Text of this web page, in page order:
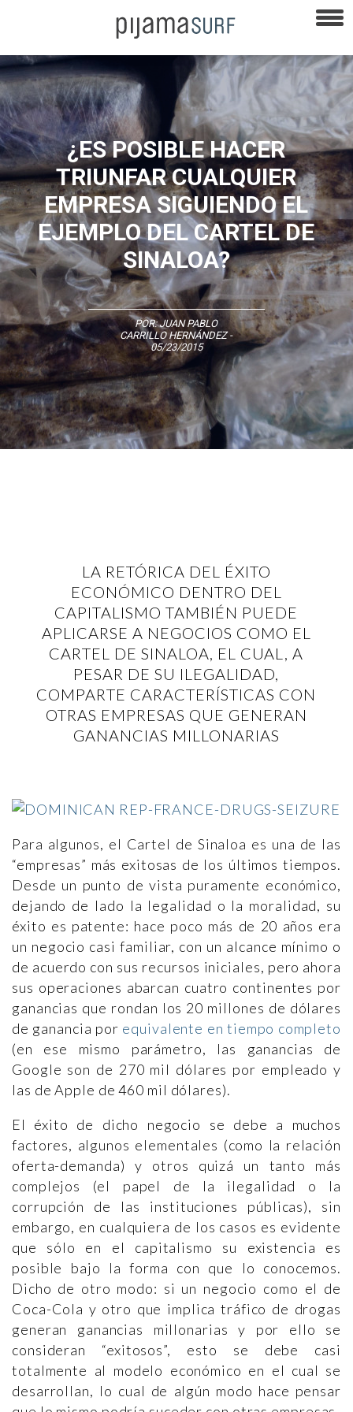
¿ES POSIBLE HACER
TRIUNFAR CUALQUIER
EMPRESA SIGUIENDO EL
EJEMPLO DEL CARTEL DE
SINALOA?
POR:JUAN PABLO
CARRILLO HERNÁNDEZ-
05/23/2015
LA RETÓRICA DEL ÉXITO
ECONÓMICO DENTRO DEL
CAPITALISMO TAMBIÉN PUEDE
APLICARSE A NEGOCIOS COMO EL
CARTEL DE SINALOA, EL CUAL, A
PESAR DE SU ILEGALIDAD,
COMPARTE CARACTERÍSTICAS CON
OTRAS EMPRESAS QUE GENERAN
GANANCIAS MILLONARIAS
Para algunos, el Cartel de Sinaloa es una de las
“empresas” más exitosas de los últimos tiempos.
Desde un punto de vista puramente económico,
dejando de lado la legalidad o la moralidad, su
éxito es patente: hace poco más de 20 años era
un negocio casi familiar, con un alcance mínimo o
de acuerdo con sus recursos iniciales, pero ahora
sus operaciones abarcan cuatro continentes por
ganancias que rondan los 20 millones de dólares
de ganancia por equivalente en tiempo completo
(en ese mismo parámetro, las ganancias de
Google son de 270 mil dólares por empleado y
las de Apple de 460 mil dólares).
El éxito de dicho negocio se debe a muchos
factores, algunos elementales (como la relación
oferta-demanda) y otros quizá un tanto más
complejos (el papel de la ilegalidad o la
corrupción de las instituciones públicas), sin
embargo, en cualquiera de los casos es evidente
que sólo en el capitalismo su existencia es
posible bajo la forma con que lo conocemos.
Dicho de otro modo: si un negocio como el de
Coca-Cola y otro que implica tráfico de drogas
generan ganancias millonarias y por ello se
consideran “exitosos”, esto se debe casi
totalmente al modelo económico en el cual se
desarrollan, lo cual de algún modo hace pensar